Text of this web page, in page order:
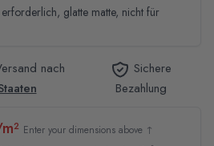
erforderlich, glatte matte, nicht für
nach
Sichere
Bezahlung
Enter your dimensions above ↑